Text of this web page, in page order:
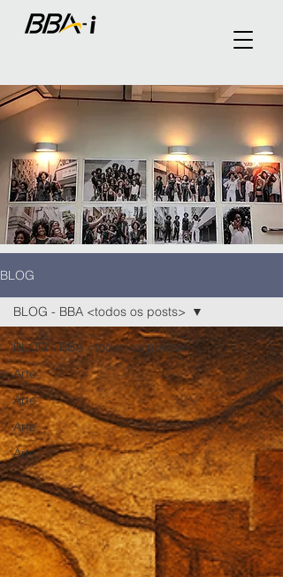
BLOG
BLOG - BBA <todos os posts>
Arte
Arte
Arte
Arte
BLOG - BBA <todos os posts>